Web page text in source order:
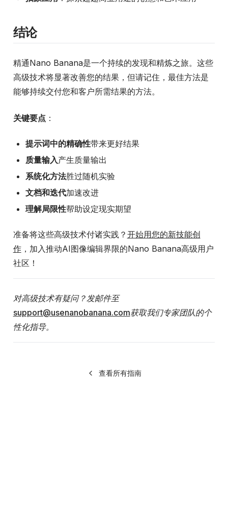
结论
精通Nano Banana是一个持续的发现和精炼之旅。这些
高级技术将显著改善您的结果，但请记住，最佳方法是
能够持续交付您和客户所需结果的方法。
关键要点 ：
提示词中的精确性带来更好结果
质量输入产生质量输出
系统化方法胜过随机实验
文档和迭代加速改进
理解局限性帮助设定现实期望
准备将这些高级技术付诸实践？ 开始用您的新技能创
作，加入推动AI图像编辑界限的Nano Banana高级用户
社区！
对高级技术有疑问？发邮件至
support@usenanobanana.com获取我们专家团队的个
性化指导。
查看所有指南